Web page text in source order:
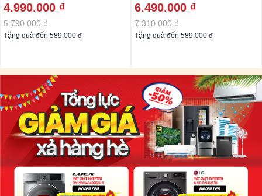
4.990.000 ₫
5.790.000 ₫
Tặng quà đến 589.000 đ
6.490.000 ₫
7.310.000 ₫
Tặng quà đến 589.000 đ